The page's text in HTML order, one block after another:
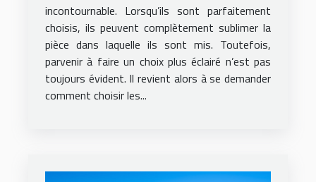
incontournable. Lorsqu’ils sont parfaitement
choisis, ils peuvent complètement sublimer la
pièce dans laquelle ils sont mis. Toutefois,
parvenir à faire un choix plus éclairé n’est pas
toujours évident. Il revient alors à se demander
comment choisir les...